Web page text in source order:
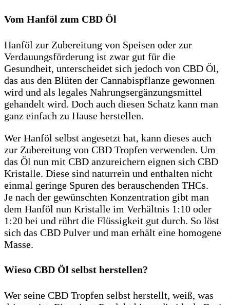
Vom Hanföl zum CBD Öl
Hanföl zur Zubereitung von Speisen oder zur
Verdauungsförderung ist zwar gut für die
Gesundheit, unterscheidet sich jedoch von CBD Öl,
das aus den Blüten der Cannabispflanze gewonnen
wird und als legales Nahrungsergänzungsmittel
gehandelt wird. Doch auch diesen Schatz kann man
ganz einfach zu Hause herstellen.
Wer Hanföl selbst angesetzt hat, kann dieses auch
zur Zubereitung von CBD Tropfen verwenden. Um
das Öl nun mit CBD anzureichern eignen sich CBD
Kristalle. Diese sind naturrein und enthalten nicht
einmal geringe Spuren des berauschenden THCs.
Je nach der gewünschten Konzentration gibt man
dem Hanföl nun Kristalle im Verhältnis 1:10 oder
1:20 bei und rührt die Flüssigkeit gut durch. So löst
sich das CBD Pulver und man erhält eine homogene
Masse.
Wieso CBD Öl selbst herstellen?
Wer seine CBD Tropfen selbst herstellt, weiß, was